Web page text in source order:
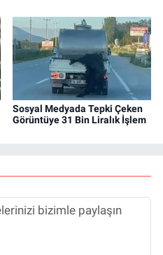
Sosyal Medyada Tepki Çeken
Görüntüye 31 Bin Liralık İşlem